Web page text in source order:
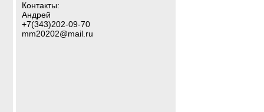
Контакты:
Андрей
+7(343)202-09-70
mm20202@mail.ru